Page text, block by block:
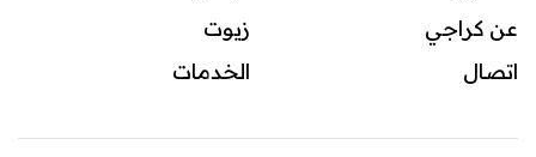
عن كراجي
اتصال
زيوت
الخدمات